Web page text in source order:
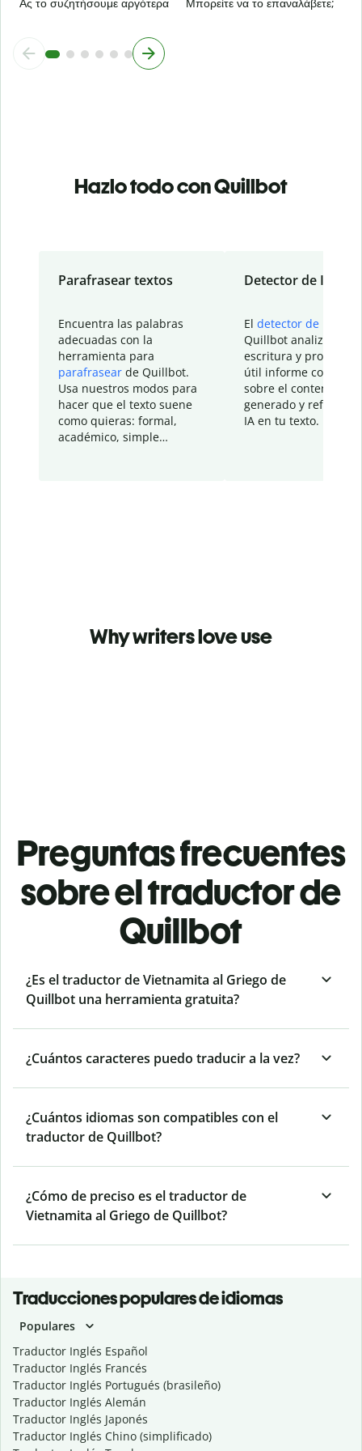
Hazlo todo con Quillbot
Parafrasear textos
Encuentra las palabras
adecuadas con la
herramienta para
parafrasear de Quillbot.
Usa nuestros modos para
hacer que el texto suene
como quieras: formal,
académico, simple…
Detector de IA
El detector de IA
Quillbot analiza tu
escritura y
útil informe con
sobre el contenido
generado y refinado
IA en tu texto.
Why writers love use
Preguntas frecuentes
sobre el traductor de
Quillbot
¿Es el traductor de Vietnamita al Griego de
Quillbot una herramienta gratuita?
¿Cuántos caracteres puedo traducir a la vez?
¿Cuántos idiomas son compatibles con el
traductor de Quillbot?
¿Cómo de preciso es el traductor de
Vietnamita al Griego de Quillbot?
Traducciones populares de idiomas
Populares
Traductor Inglés Español
Traductor Inglés Francés
Traductor Inglés Portugués (brasileño)
Traductor Inglés Alemán
Traductor Inglés Japonés
Traductor Inglés Chino (simplificado)